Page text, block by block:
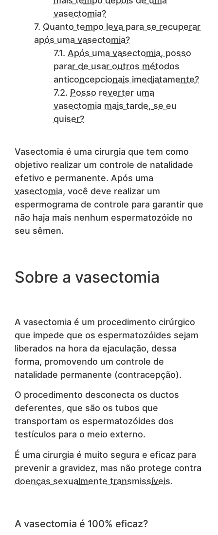
vasectomia?
Quanto tempo leva para se recuperar
após uma vasectomia?
Após uma vasectomia, posso
parar de usar outros métodos
anticoncepcionais imediatamente?
Posso reverter uma
vasectomia mais tarde, se eu
quiser?
Vasectomia é uma cirurgia que tem como
objetivo realizar um controle de natalidade
efetivo e permanente. Após uma
vasectomia, você deve realizar um
espermograma de controle para garantir que
não haja mais nenhum espermatozóide no
seu sêmen.
Sobre a vasectomia
A vasectomia é um procedimento cirúrgico
que impede que os espermatozóides sejam
liberados na hora da ejaculação, dessa
forma, promovendo um controle de
natalidade permanente (contracepção).
O procedimento desconecta os ductos
deferentes, que são os tubos que
transportam os espermatozóides dos
testículos para o meio externo.
É uma cirurgia é muito segura e eficaz para
prevenir a gravidez, mas não protege contra
doenças sexualmente transmissíveis.
A vasectomia é 100% eficaz?